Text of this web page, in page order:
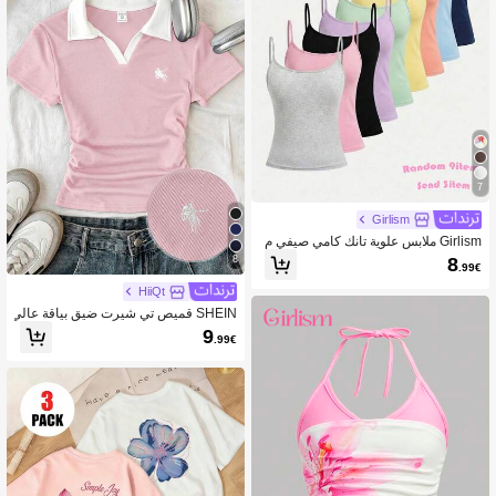
7
Girlism
Girlism ملابس علوية تانك كامي صيفي م
ريح بلون موحد للفتيات المراهقات
8.99€
8
HiiQt
SHEIN قميص تي شيرت ضيق بياقة عالي
ة مطرز بشعار صغير للفتيات المراهقات
9.99€